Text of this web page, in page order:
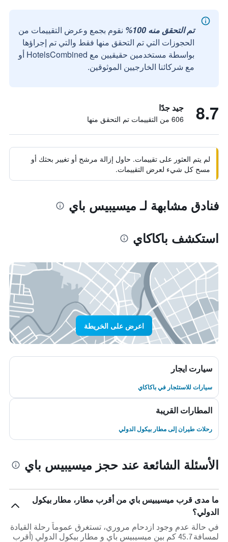
تم التحقق منه 100%
نقوم بجمع وعرض التقييمات من
الحجوزات التي تم التحقق منها فقط والتي تم إجراؤها
بواسطة مستخدمين حقيقيين مع HotelsCombined أو
مع شركائنا الخارجيين الموثوقين.
8.7 جيد جدًا
606 من التقييمات تم التحقق منها
لم يتم العثور على تقييمات. حاول إزالة مرشح أو تغيير بحثك أو
مسح كل شيء لعرض التقييمات.
فنادق مشابهة لـ ميسيبيس باي
استكشف باكاكاي
اعرض على الخريطة
سيارت ايجار
سيارات للاستئجار في باكاكاي
المطارات القريبة
رحلات طيران إلى مطار بيكول الدولي
الأسئلة الشائعة عند حجز ميسيبيس باي
ما مدى قرب ميسيبيس باي من أقرب مطار، مطار بيكول
الدولي؟
في حالة عدم وجود ازدحام مروري، تستغرق عموماً رحلة القيادة
لمسافة 45.7 كم بين ميسيبيس باي و مطار بيكول الدولي (أقرب